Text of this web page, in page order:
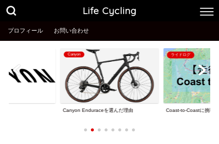
Life Cycling
プロフィール お問い合わせ
Canyon
Canyon Enduraceを選んだ理由
ライドログ
Coast-to-Coastに挑戦！